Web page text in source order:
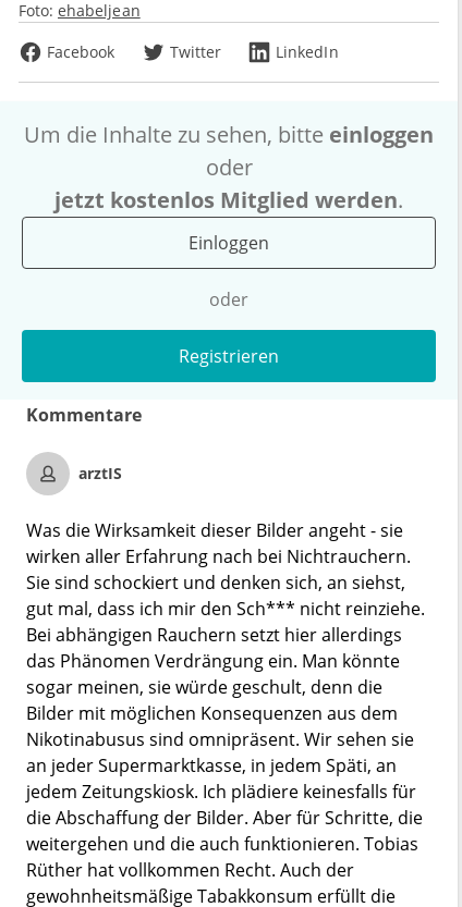
Foto: ehabeljean
Facebook
Twitter LinkedIn
Um die Inhalte zu sehen, bitte einloggen
oder
jetzt kostenlos Mitglied werden.
Einloggen
oder
Registrieren
Kommentare
arztIS
Was die Wirksamkeit dieser Bilder angeht - sie
wirken aller Erfahrung nach bei Nichtrauchern.
Sie sind schockiert und denken sich, an siehst,
gut mal, dass ich mir den Sch*** nicht reinziehe.
Bei abhängigen Rauchern setzt hier allerdings
das Phänomen Verdrängung ein. Man könnte
sogar meinen, sie würde geschult, denn die
Bilder mit möglichen Konsequenzen aus dem
Nikotinabusus sind omnipräsent. Wir sehen sie
an jeder Supermarktkasse, in jedem Späti, an
jedem Zeitungskiosk. Ich plädiere keinesfalls für
die Abschaffung der Bilder. Aber für Schritte, die
weitergehen und die auch funktionieren. Tobias
Rüther hat vollkommen Recht. Auch der
gewohnheitsmäßige Tabakkonsum erfüllt die